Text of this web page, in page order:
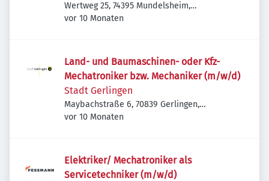
Wertweg 25, 74395 Mundelsheim,
Deutschland
Veröffentlicht:
vor 10 Monaten
Land- und Baumaschinen- oder Kfz-
Mechatroniker bzw. Mechaniker (m/w/d)
Stadt Gerlingen
Maybachstraße 6, 70839 Gerlingen,
Deutschland
Veröffentlicht:
vor 10 Monaten
Elektriker/ Mechatroniker als
Servicetechniker (m/w/d)